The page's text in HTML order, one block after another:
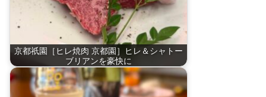
京都祇園［ヒレ焼肉 京都園］ヒレ＆シャトー
ブリアンを豪快に